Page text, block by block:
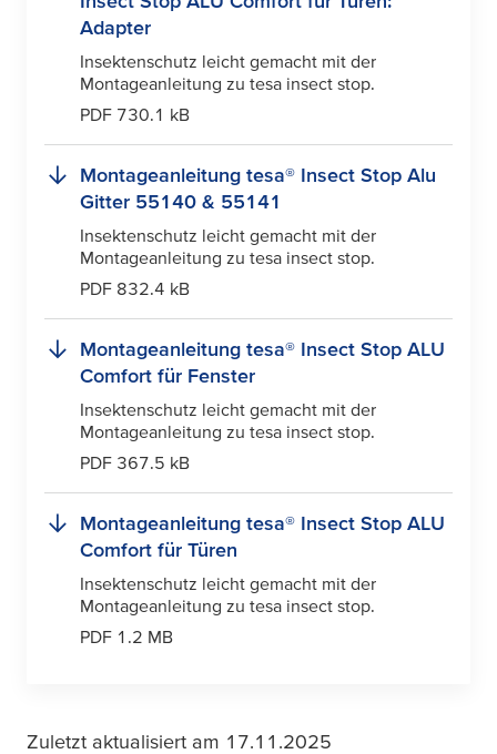
Adapter
Insektenschutz leicht gemacht mit der
Montageanleitung zu tesa insect stop.
PDF 730.1 kB
Montageanleitung tesa® Insect Stop Alu
Gitter 55140 & 55141
Insektenschutz leicht gemacht mit der
Montageanleitung zu tesa insect stop.
PDF 832.4 kB
Montageanleitung tesa® Insect Stop ALU
Comfort für Fenster
Insektenschutz leicht gemacht mit der
Montageanleitung zu tesa insect stop.
PDF 367.5 kB
Montageanleitung tesa® Insect Stop ALU
Comfort für Türen
Insektenschutz leicht gemacht mit der
Montageanleitung zu tesa insect stop.
PDF 1.2 MB
Zuletzt aktualisiert am 17.11.2025